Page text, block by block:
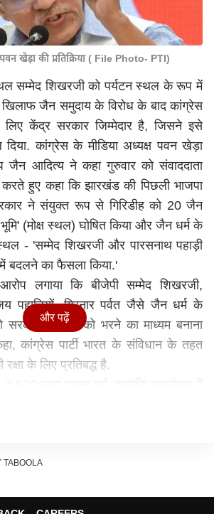
खेड़ा की प्रतिक्रिया ( File Photo- PTI)
सम्मेद शिखरजी को पर्यटन स्थल के रूप में
जैन समुदाय के विरोध के बाद कांग्रेस
केंद्र सरकार जिम्मेदार है, जिसने इसे
कांग्रेस के मीडिया अध्यक्ष पवन खेड़ा
जैन आदित्य ने कहा गुरुवार को संवाददाता
हुए कहा कि झारखंड की पिछली भाजपा
ने संयुक्त रूप से गिरिडीह को 20 जैन
भूमि' (मोक्ष स्थल) घोषित किया और जैन धर्म के
- 'सम्मेद शिखरजी और पारसनाथ पहाड़ी
बदलने का फैसला किया.'
लगाया कि बीजेपी सम्मेद शिखरजी,
पहाड़ियों, गिरनार पर्वत जैसे जैन धर्म के
सरकारी खजाने को भरने का माध्यम बनाना
कांग्रेस पार्टी भारत के संविधान के तहत
के लिए प्रतिबद्ध है.
किया है और उनकी भावनाओं को गहरी ठेस
और पढ़ें
TABOOLA